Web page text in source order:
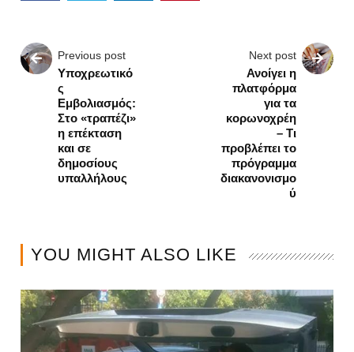
Previous post
Υποχρεωτικό
ς
Εμβολιασμός:
Στο «τραπέζι»
η επέκταση
και σε
δημοσίους
υπαλλήλους
Next post
Ανοίγει η
πλατφόρμα
για τα
κορωνοχρέη
– Τι
προβλέπει το
πρόγραμμα
διακανονισμο
ύ
YOU MIGHT ALSO LIKE